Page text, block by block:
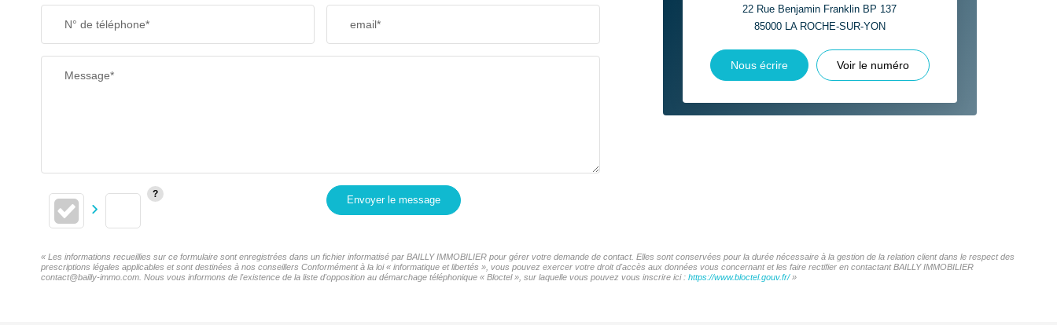
N° de téléphone* email*
Message*
Envoyer le message
22 Rue Benjamin Franklin BP 137
85000 LA ROCHE-SUR-YON
Nous écrire Voir le numéro
« Les informations recueillies sur ce formulaire sont enregistrées dans un fichier informatisé par BAILLY IMMOBILIER pour gérer votre demande de contact. Elles sont conservées pour la durée nécessaire à la gestion de la relation client dans le respect des
prescriptions légales applicables et sont destinées à nos conseillers Conformément à la loi « informatique et libertés », vous pouvez exercer votre droit d'accès aux données vous concernant et les faire rectifier en contactant BAILLY IMMOBILIER
contact@bailly-immo.com. Nous vous informons de l'existence de la liste d'opposition au démarchage téléphonique « Bloctel », sur laquelle vous pouvez vous inscrire ici : https://www.bloctel.gouv.fr/»